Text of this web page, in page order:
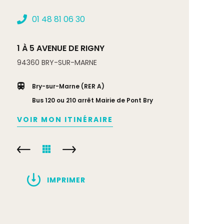
01 48 81 06 30
1 À 5 AVENUE DE RIGNY
94360 BRY-SUR-MARNE
Bry-sur-Marne (RER A)
Bus 120 ou 210 arrêt Mairie de Pont Bry
VOIR MON ITINÉRAIRE
IMPRIMER